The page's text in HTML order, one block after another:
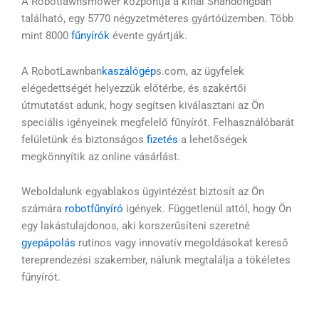
található, egy 5770 négyzetméteres gyártóüzemben. Több
mint 8000 fűnyírók évente gyártják.
A RobotLawnbankaszálógéps.com, az ügyfelek
elégedettségét helyezzük előtérbe, és szakértői
útmutatást adunk, hogy segítsen kiválasztani az Ön
speciális igényeinek megfelelő fűnyírót. Felhasználóbarát
felületünk és biztonságos fizetés a lehetőségek
megkönnyítik az online vásárlást.
Weboldalunk egyablakos ügyintézést biztosít az Ön
számára robotfűnyíró igények. Függetlenül attól, hogy Ön
egy lakástulajdonos, aki korszerűsíteni szeretné
gyepápolás rutinos vagy innovatív megoldásokat kereső
tereprendezési szakember, nálunk megtalálja a tökéletes
fűnyírót.